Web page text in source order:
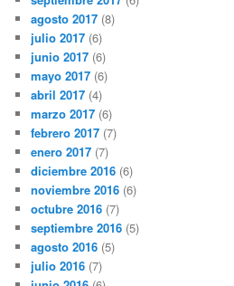
agosto 2017 (8)
julio 2017 (6)
junio 2017 (6)
mayo 2017 (6)
abril 2017 (4)
marzo 2017 (6)
febrero 2017 (7)
enero 2017 (7)
diciembre 2016 (6)
noviembre 2016 (6)
octubre 2016 (7)
septiembre 2016 (5)
agosto 2016 (5)
julio 2016 (7)